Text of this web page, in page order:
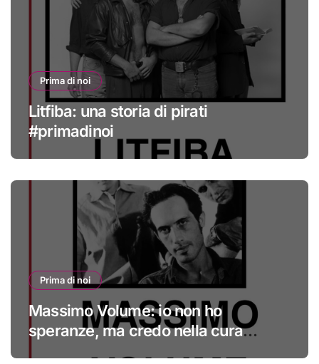
Prima di noi
Litfiba: una storia di pirati
#primadinoi
Prima di noi
Massimo Volume: io non ho
speranze, ma credo nella cura